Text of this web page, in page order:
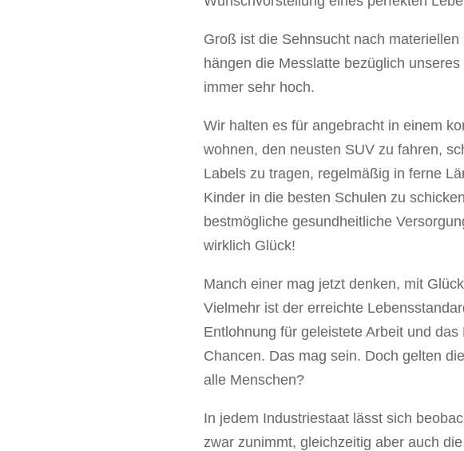
Groß ist die Sehnsucht nach
hängen die Messlatte bezüglich
immer sehr hoch.
Wir halten es für angebracht in einem
wohnen, den neusten SUV zu fahren,
Labels zu tragen, regelmäßig in ferne
Kinder in die besten Schulen zu
bestmögliche gesundheitliche
wirklich Glück!
Manch einer mag jetzt denken, mit
Vielmehr ist der erreichte
Entlohnung für geleistete Arbeit und
Chancen. Das mag sein. Doch gelten
alle Menschen?
In jedem Industriestaat lässt sich
zwar zunimmt, gleichzeitig aber auch